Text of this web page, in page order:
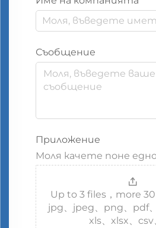
Съобщение
Приложение
Моля качете поне
Up to 3 files，more
jpg、jpeg、png、pdf
xls、xlsx、